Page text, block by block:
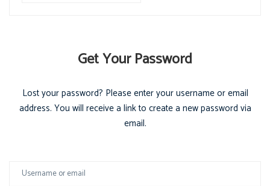
Get Your Password
Lost your password? Please enter your username or email
address. You will receive a link to create a new password via
email.